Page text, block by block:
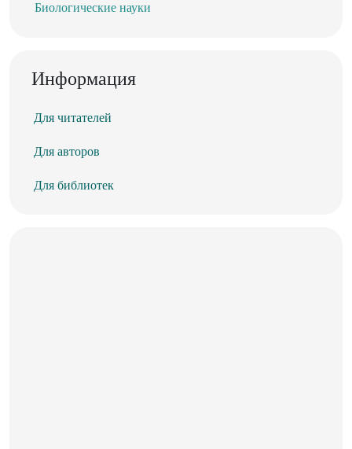
Биологические науки
Информация
Для читателей
Для авторов
Для библиотек